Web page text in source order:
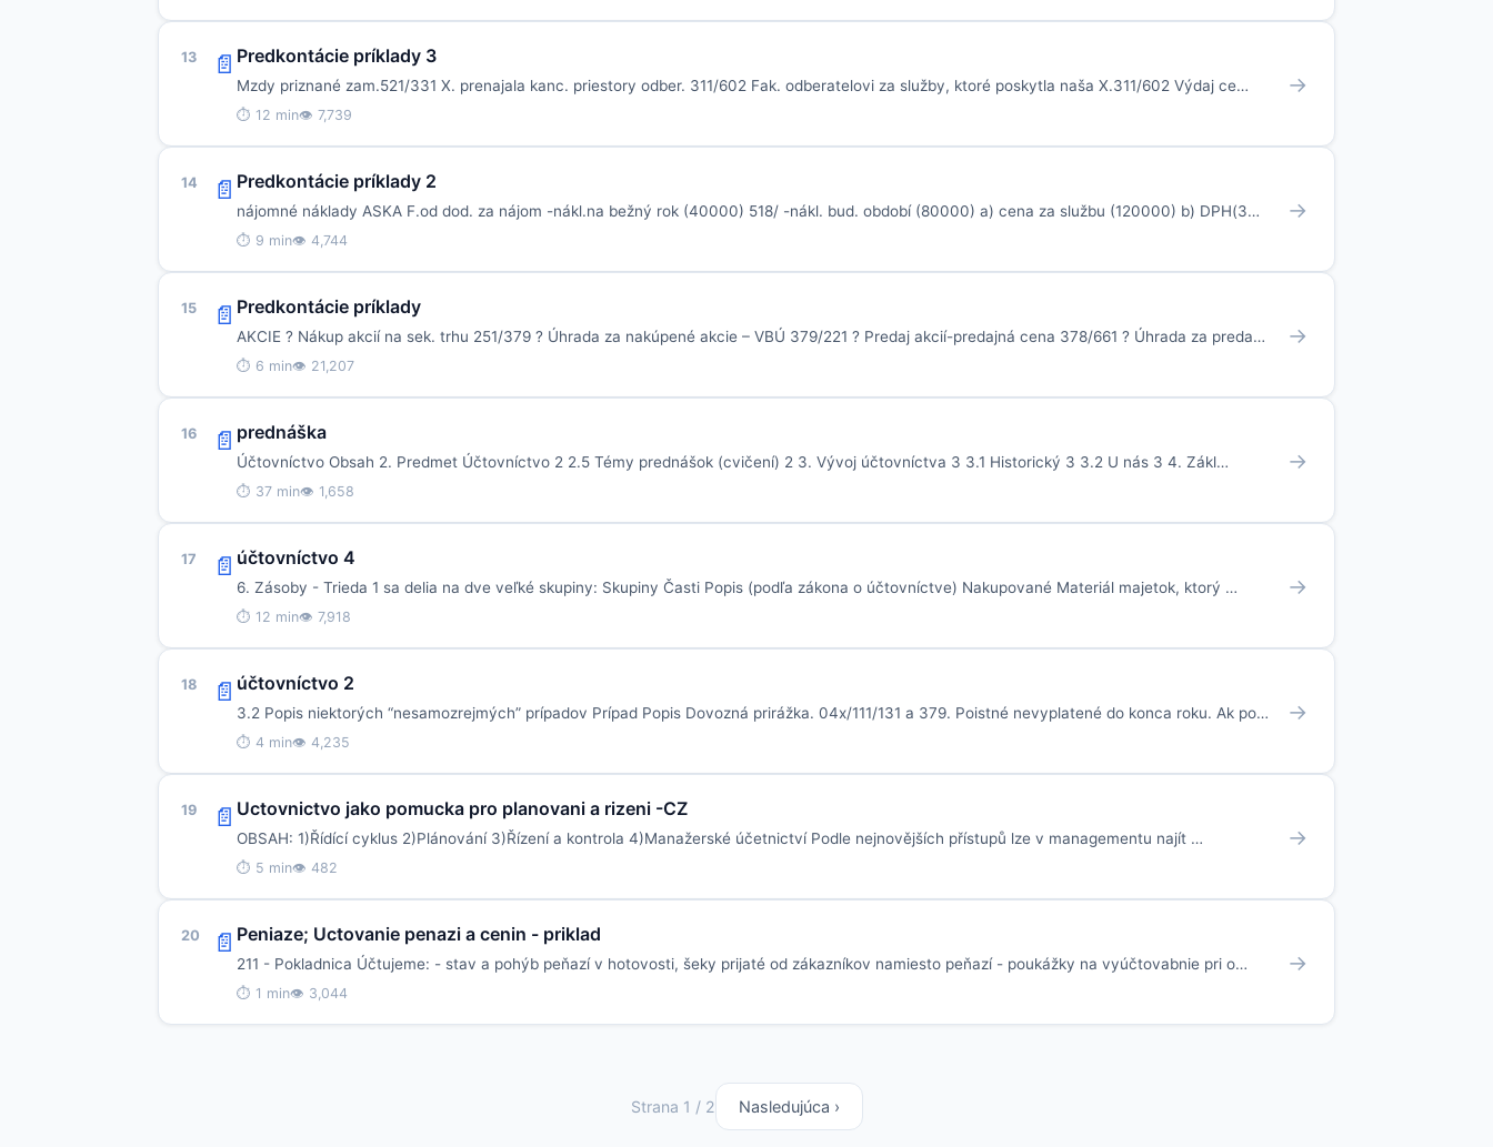
13 📄 Predkontácie príklady 3
Mzdy priznané zam.521/331 X. prenajala kanc. priestory odber. 311/602 Fak. odberatelovi za služby, ktoré poskytla naša X.311/602 Výdaj ce…
⏱ 12 min👁 7,739
→
14 📄 Predkontácie príklady 2
nájomné náklady ASKA F.od dod. za nájom -nákl.na bežný rok (40000) 518/ -nákl. bud. období (80000) a) cena za službu (120000) b) DPH(3…
⏱ 9 min👁 4,744
→
15 📄 Predkontácie príklady
AKCIE ? Nákup akcií na sek. trhu 251/379 ? Úhrada za nakúpené akcie – VBÚ 379/221 ? Predaj akcií-predajná cena 378/661 ? Úhrada za preda…
⏱ 6 min👁 21,207
→
16 📄 prednáška
Účtovníctvo Obsah 2. Predmet Účtovníctvo 2 2.5 Témy prednášok (cvičení) 2 3. Vývoj účtovníctva 3 3.1 Historický 3 3.2 U nás 3 4. Zákl…
⏱ 37 min👁 1,658
→
17 📄 účtovníctvo 4
6. Zásoby - Trieda 1 sa delia na dve veľké skupiny: Skupiny Časti Popis (podľa zákona o účtovníctve) Nakupované Materiál majetok, ktorý …
⏱ 12 min👁 7,918
→
18 📄 účtovníctvo 2
3.2 Popis niektorých “nesamozrejmých” prípadov Prípad Popis Dovozná prirážka. 04x/111/131 a 379. Poistné nevyplatené do konca roku. Ak po…
⏱ 4 min👁 4,235
→
19 📄 Uctovnictvo jako pomucka pro planovani a rizeni -CZ
OBSAH: 1)Řídící cyklus 2)Plánování 3)Řízení a kontrola 4)Manažerské účetnictví Podle nejnovějších přístupů lze v managementu najít …
⏱ 5 min👁 482
→
20 📄 Peniaze; Uctovanie penazi a cenin - priklad
211 - Pokladnica Účtujeme: - stav a pohýb peňazí v hotovosti, šeky prijaté od zákazníkov namiesto peňazí - poukážky na vyúčtovabnie pri o…
⏱ 1 min👁 3,044
→
Strana 1 / 2 Nasledujúca ›